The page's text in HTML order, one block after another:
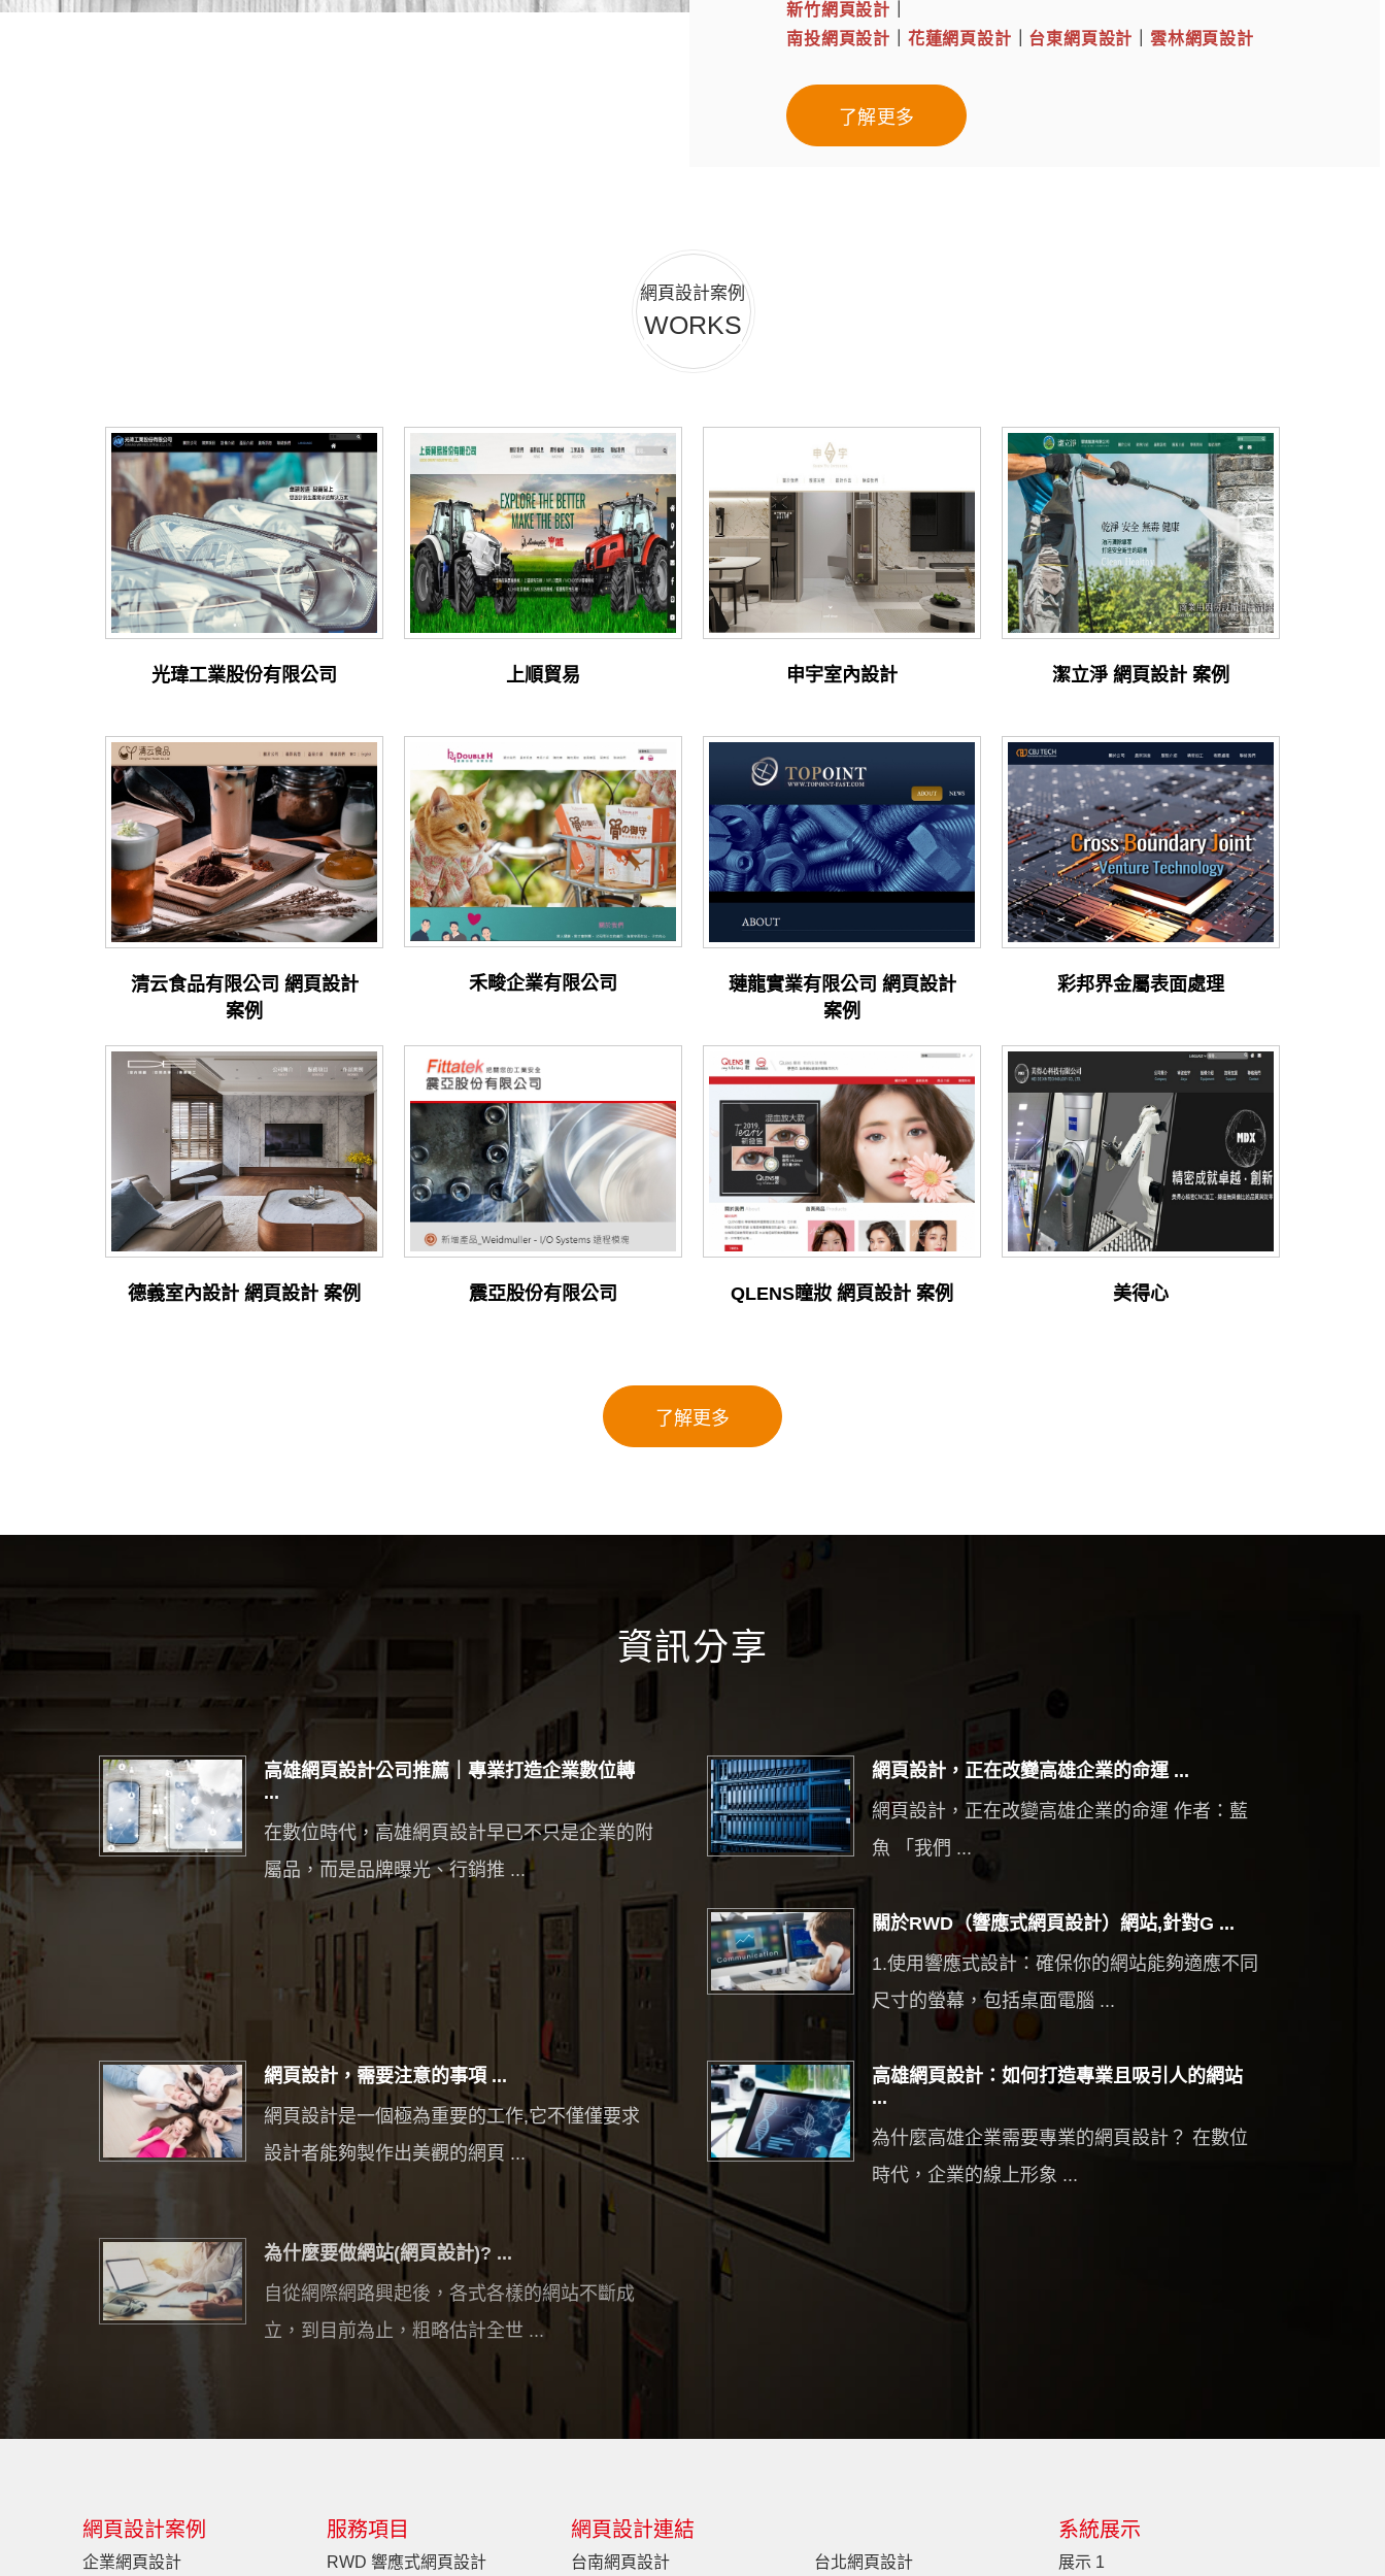
新竹網頁設計
南投網頁設計
花蓮網頁設計 台東網頁設計 ｜雲林網頁設計
了解更多
網頁設計案例
WORKS
光瑋工業股份有限公司 上順貿易 申宇室內設計 潔立淨 網頁設計 案例
清云食品有限公司 網頁設計
案例
禾畯企業有限公司
璉龍實業有限公司 網頁設計
案例
彩邦界金屬表面處理
德義室內設計 網頁設計 案例 震亞股份有限公司 QLENS瞳妝 網頁設計 案例 美得心
了解更多
資訊分享
高雄網頁設計公司推薦｜專業打造企業數位轉
...
在數位時代，高雄網頁設計早已不只是企業的附
屬品，而是品牌曝光、行銷推 ...
網頁設計，正在改變高雄企業的命運 ...
網頁設計，正在改變高雄企業的命運 作者：藍
魚 「我們 ...
關於RWD（響應式網頁設計）網站,針對G ...
1.使用響應式設計：確保你的網站能夠適應不同
尺寸的螢幕，包括桌面電腦 ...
網頁設計，需要注意的事項 ...
網頁設計是一個極為重要的工作,它不僅僅要求
設計者能夠製作出美觀的網頁 ...
高雄網頁設計：如何打造專業且吸引人的網站
...
為什麼高雄企業需要專業的網頁設計？ 在數位
時代，企業的線上形象 ...
為什麼要做網站(網頁設計)? ...
自從網際網路興起後，各式各樣的網站不斷成
立，到目前為止，粗略估計全世 ...
網頁設計案例
企業網頁設計
服務項目
RWD 響應式網頁設計
網頁設計連結
台南網頁設計 台北網頁設計
系統展示
展示 1